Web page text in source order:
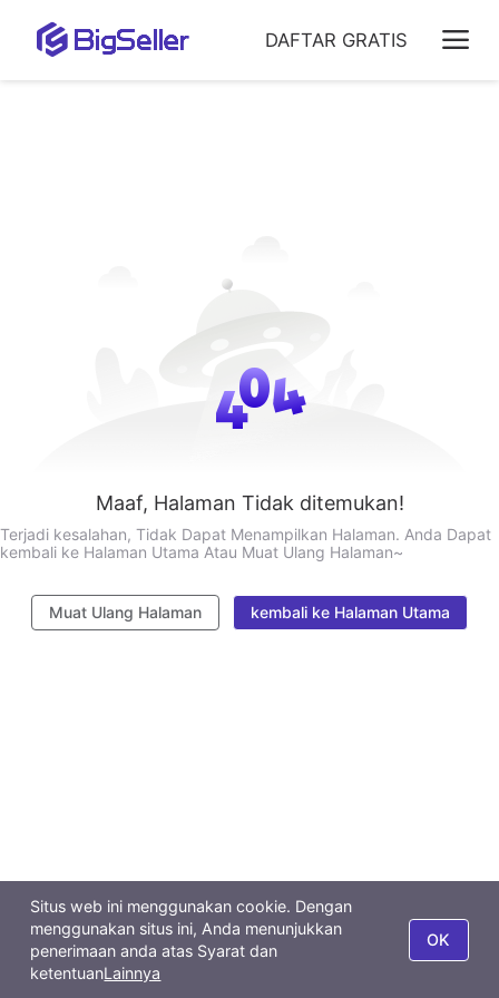
DAFTAR GRATIS
Maaf, Halaman Tidak ditemukan!
Terjadi kesalahan, Tidak Dapat Menampilkan Halaman. Anda Dapat
kembali ke Halaman Utama Atau Muat Ulang Halaman~
Muat Ulang Halaman kembali ke Halaman Utama
Situs web ini menggunakan cookie. Dengan
menggunakan situs ini, Anda menunjukkan
penerimaan anda atas Syarat dan
ketentuanLainnya
OK